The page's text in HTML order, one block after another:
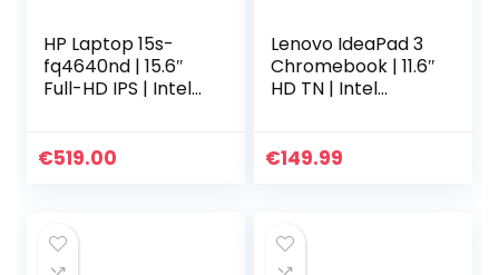
HP Laptop 15s-
fq4640nd | 15.6″
Full-HD IPS | Intel
SSD | Windows OS |
€519.00
Lenovo IdeaPad 3
Chromebook | 11.6″
HD TN | Intel
eMMC | Chrome
€149.99